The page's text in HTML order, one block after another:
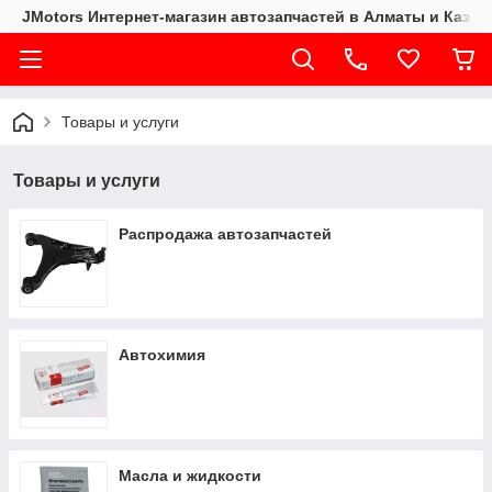
JMotors Интернет-магазин автозапчастей в Алматы и
Товары и услуги
Товары и услуги
Распродажа автозапчастей
Автохимия
Масла и жидкости